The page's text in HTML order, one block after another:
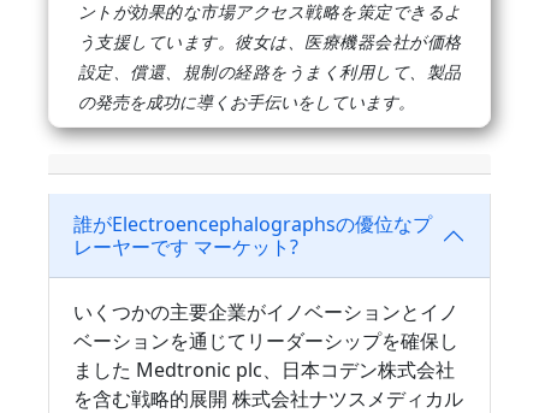
ントが効果的な市場アクセス戦略を策定できるよ
う支援しています。彼女は、医療機器会社が価格
設定、償還、規制の経路をうまく利用して、製品
の発売を成功に導くお手伝いをしています。
誰がElectroencephalographsの優位なプ
レーヤーです マーケット?
いくつかの主要企業がイノベーションとイノ
ベーションを通じてリーダーシップを確保し
ました Medtronic plc、日本コデン株式会社
を含む戦略的展開 株式会社ナツスメディカル